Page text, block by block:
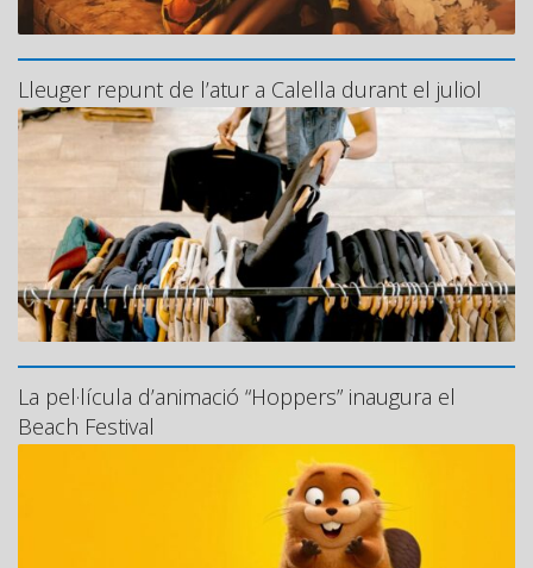
Lleuger repunt de l’atur a Calella durant el juliol
La pel·lícula d’animació “Hoppers” inaugura el
Beach Festival